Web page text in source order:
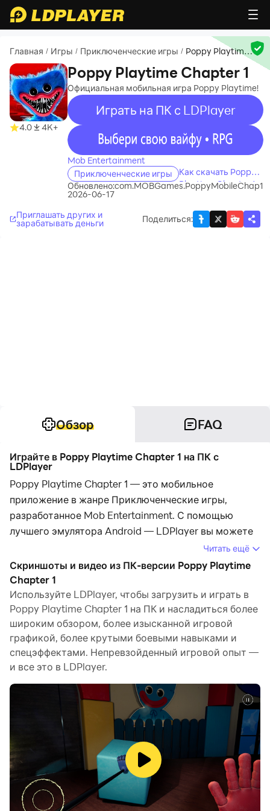
Главная / Игры / Приключенческие игры / Poppy Playtime
4.0 4K+
Poppy Playtime Chapter 1
Официальная мобильная игра Poppy Playtime!
Играть на ПК с LDPlayer
recommend
Mob Entertainment
Приключенческие игры
Как скачать Poppy
Playtime Chapter 1
Обновлено:
2026-06-17
com.MOBGames.PoppyMobileChap1
Приглашать других и
зарабатывать деньги Поделиться:
Обзор FAQ
Играйте в Poppy Playtime Chapter 1 на ПК с
LDPlayer
Poppy Playtime Chapter 1 — это мобильное
приложение в жанре Приключенческие игры,
разработанное Mob Entertainment. С помощью
лучшего эмулятора Android — LDPlayer вы можете
загружать и играть в Poppy Playtime Chapter 1 на
своем компьютере.
Запустив Poppy Playtime Chapter 1 на компьютере,
вы сможете четко просматривать страницы на
большом экране, а управлять приложениями с
помощью мыши и клавиатуры происходит намного
быстрее, чем при использовании клавиатуры с
сенсорным экраном, и вам никогда не придется
беспокоиться о мощности вашего устройства.
Благодаря функциям многократного открытия и
синхронизации вы даже можете запускать
несколько приложений и учетных записей на своем
ПК.
Функция передачи файлов упрощает обмен
изображениями, видео и файлами.
Читать ещё
Скриншоты и видео из ПК-версии Poppy Playtime
Chapter 1
Используйте LDPlayer, чтобы загрузить и играть в
Poppy Playtime Chapter 1 на ПК и насладиться более
широким обзором, более изысканной игровой
графикой, более крутыми боевыми навыками и
спецэффектами. Непревзойденный игровой опыт —
и все это в LDPlayer.